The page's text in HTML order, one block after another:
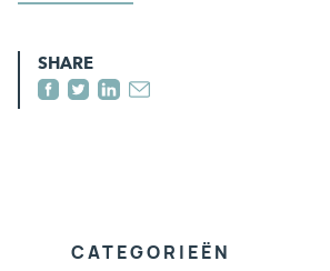
SHARE
CATEGORIEËN